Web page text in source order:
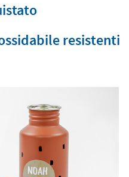
resistenti